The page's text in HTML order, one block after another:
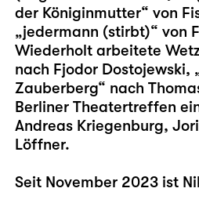
der Königinmutter“ von
„jedermann (stirbt)“ von
Wiederholt arbeitete
nach Fjodor Dostojewski,
Zauberberg“ nach
Berliner Theatertreffen
Andreas Kriegenburg,
Löffner.
Seit November 2023 ist